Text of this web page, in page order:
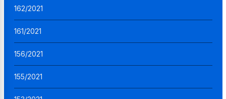
162/2021
161/2021
156/2021
155/2021